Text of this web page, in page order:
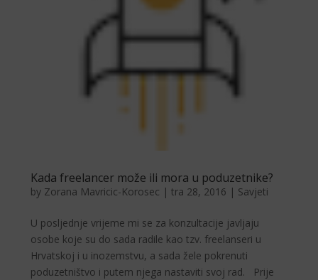
Kada freelancer može ili mora u poduzetnike?
by Zorana Mavricic-Korosec |tra 28, 2016 | Savjeti
U posljednje vrijeme mi se za konzultacije javljaju
osobe koje su do sada radile kao tzv. freelanseri u
Hrvatskoj i u inozemstvu, a sada žele pokrenuti
poduzetništvo i putem njega nastaviti svoj rad. Prije